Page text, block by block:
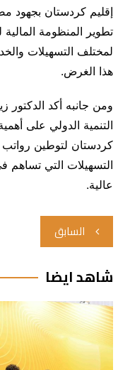
إقليم كردستان بجهود
تطوير المنظومة
لمختلف التسهيلات
هذا الغرض.
ومن جانبه أكد
التنمية الدولي على
كردستان لتوطين
التسهيلات التي تساهم
عالية.
تصفّح
المقالات
السابق
شاهد ايضا